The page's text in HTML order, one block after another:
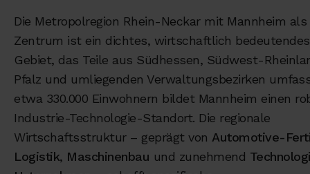
Die Metropolregion Rhein-Neckar mit Mannheim als
Zentrum ist ein dichtes, wirtschaftlich bedeutendes
Gebiet, das Teile aus Südhessen, Südwest-
Pfalz und umliegenden Verwaltungsbezirken
etwa 330.000 Einwohnern bildet Mannheim einen
Industrie-Technologie-Standort. Die regionale
Wirtschaftsstruktur – geprägt von Automotive-
Logistik, Maschinenbau und zunehmend